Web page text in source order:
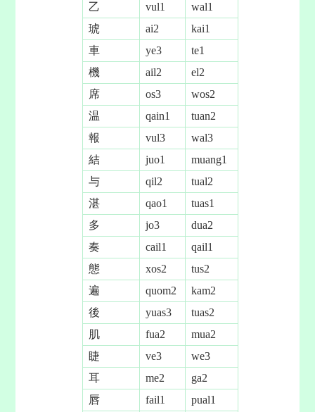
乙
vul1
wal1
琥
ai2
kai1
車
ye3
te1
機
ail2
el2
席
os3
wos2
温
qain1
tuan2
報
vul3
wal3
結
juo1
muang1
与
qil2
tual2
湛
qao1
tuas1
多
jo3
dua2
奏
cail1
qail1
態
xos2
tus2
遍
quom2
kam2
後
yuas3
tuas2
肌
fua2
mua2
睫
ve3
we3
耳
me2
ga2
唇
fail1 pual1